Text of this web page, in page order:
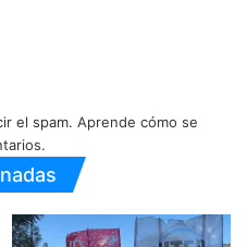
el spam. Aprende cómo se